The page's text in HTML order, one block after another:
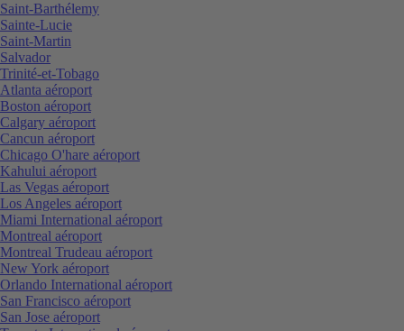
Saint-Barthélemy
Sainte-Lucie
Saint-Martin
Salvador
Trinité-et-Tobago
Atlanta aéroport
Boston aéroport
Calgary aéroport
Cancun aéroport
Chicago O'hare aéroport
Kahului aéroport
Las Vegas aéroport
Los Angeles aéroport
Miami International aéroport
Montreal aéroport
Montreal Trudeau aéroport
New York aéroport
Orlando International aéroport
San Francisco aéroport
San Jose aéroport